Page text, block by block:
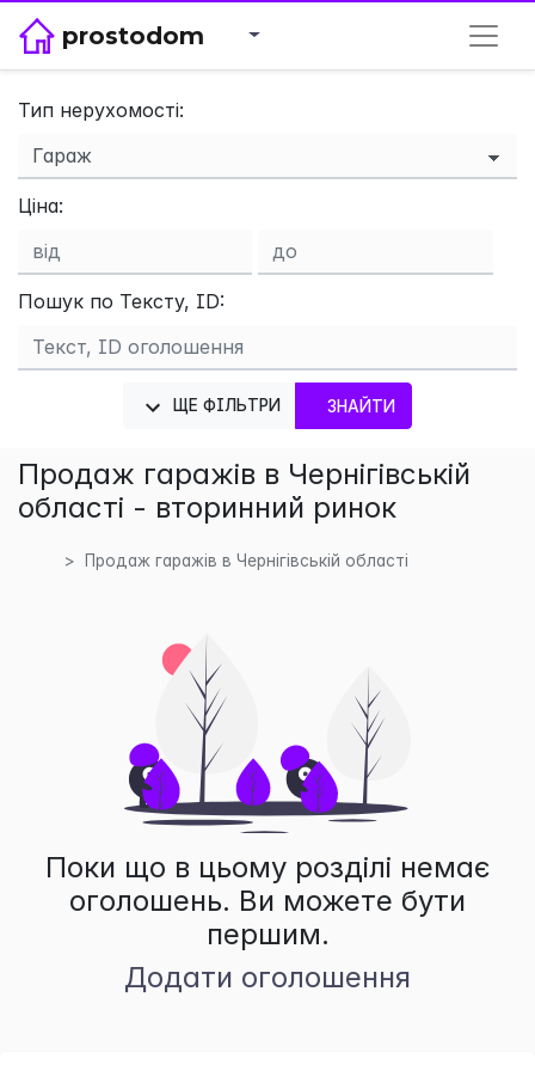
prostodom
Тип нерухомості:
Ціна:
Пошук по Тексту, ID:
ЩЕ ФІЛЬТРИ ЗНАЙТИ
Продаж гаражів в Чернігівській
області - вторинний ринок
Продаж гаражів в Чернігівській області
Поки що в цьому розділі немає
оголошень. Ви можете бути
першим.
Додати оголошення
×